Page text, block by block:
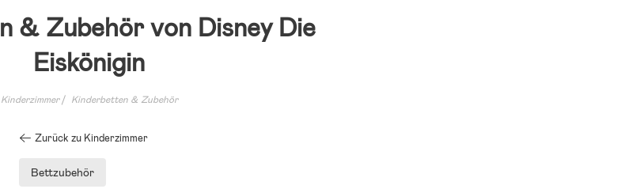
& Zubehör von Disney Die
Eiskönigin
Kinderzimmer Kinderbetten & Zubehör
Zurück zu Kinderzimmer
Bettzubehör